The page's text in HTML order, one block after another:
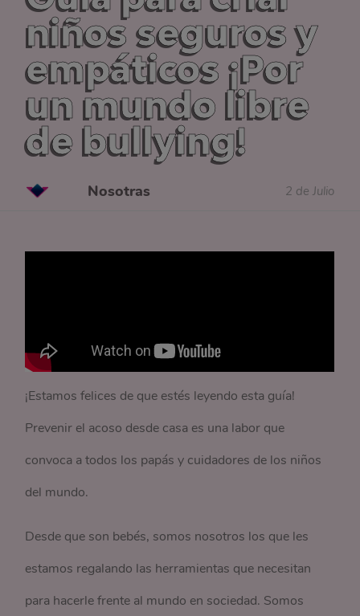
niños seguros y
empáticos ¡Por
un mundo libre
de bullying!
Nosotras 2 de Julio
¡Estamos felices de que estés leyendo esta guía!
Prevenir el acoso desde casa es una labor que
convoca a todos los papás y cuidadores de los niños
del mundo.
Desde que son bebés, somos nosotros los que les
estamos regalando las herramientas que necesitan
para hacerle frente al mundo en sociedad. Somos